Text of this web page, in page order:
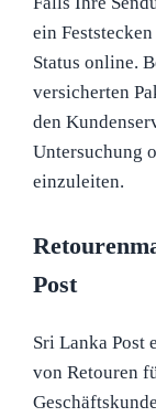
ein
Status online.
versicherten
den
Untersuchung
einzuleiten.
Post
Sri Lanka
von Retouren